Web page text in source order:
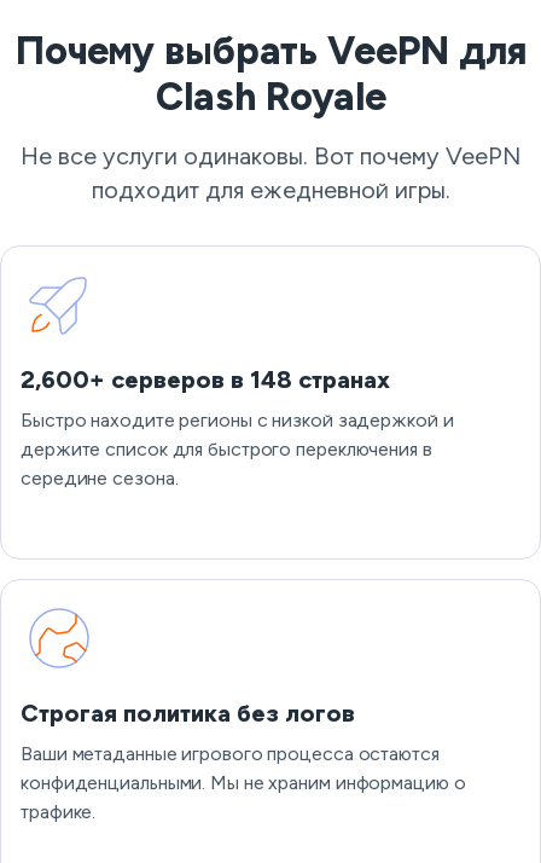
Почему выбрать VeePN для
Clash Royale
Не все услуги одинаковы. Вот почему VeePN
подходит для ежедневной игры.
2,600+ серверов в 148 странах
Быстро находите регионы с низкой задержкой и
держите список для быстрого переключения в
середине сезона.
Строгая политика без логов
Ваши метаданные игрового процесса остаются
конфиденциальными. Мы не храним информацию о
трафике.